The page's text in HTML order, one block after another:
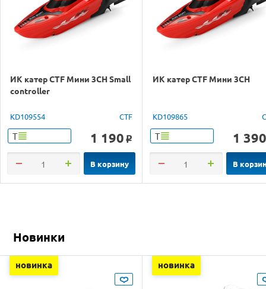
ИК катер CTF Мини 3CH Small
controller
KD109554 CTF
Т 1 190 o
В корзину
ИК катер CTF Мини 3CH
KD109865
Т 1 390
В
Новинки
новинка новинка